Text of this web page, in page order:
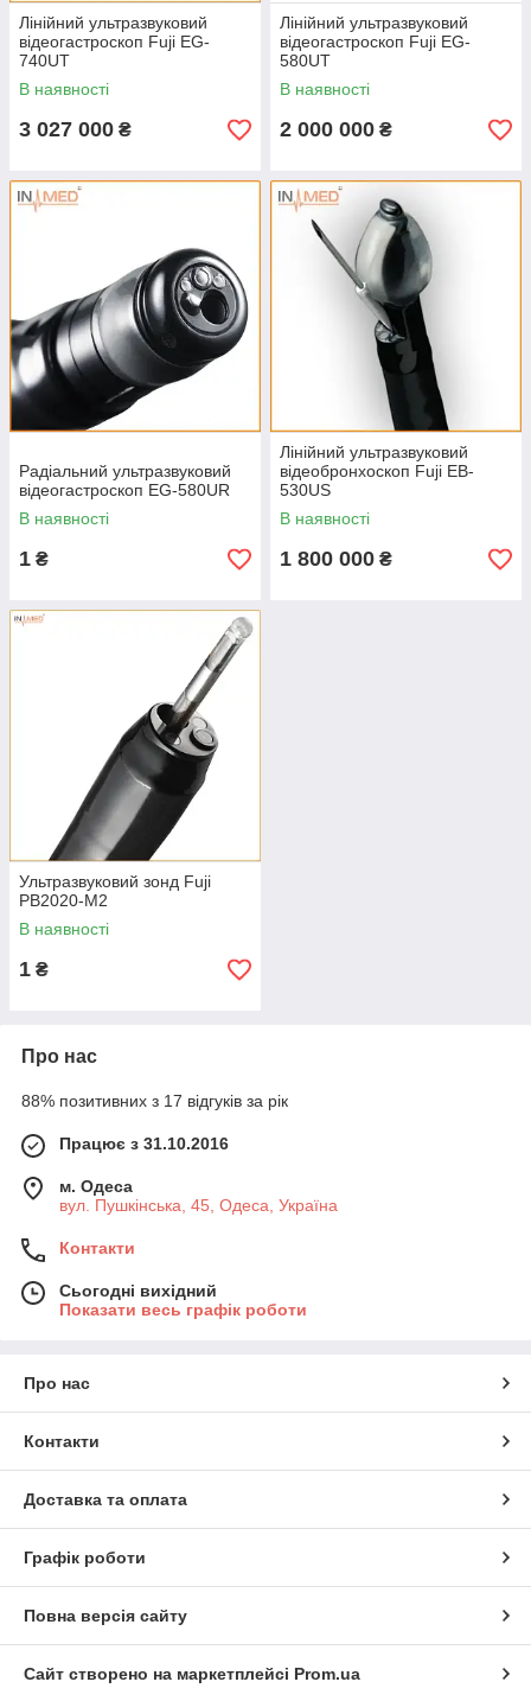
Лінійний ультразвуковий
відеогастроскоп Fuji EG-
740UT
В наявності
3 027 000 ₴
Лінійний ультразвуковий
відеогастроскоп Fuji EG-
580UT
В наявності
2 000 000 ₴
Радіальний ультразвуковий
відеогастроскоп EG-580UR
В наявності
1 ₴
Лінійний ультразвуковий
відеобронхоскоп Fuji EB-
530US
В наявності
1 800 000 ₴
Ультразвуковий зонд Fuji
PB2020-M2
В наявності
1 ₴
Про нас
88% позитивних з 17 відгуків за рік
Працює з 31.10.2016
м. Одеса
вул. Пушкінська, 45, Одеса, Україна
Контакти
Сьогодні вихідний
Показати весь графік роботи
Про нас
Контакти
Доставка та оплата
Графік роботи
Повна версія сайту
Сайт створено на маркетплейсі Prom.ua